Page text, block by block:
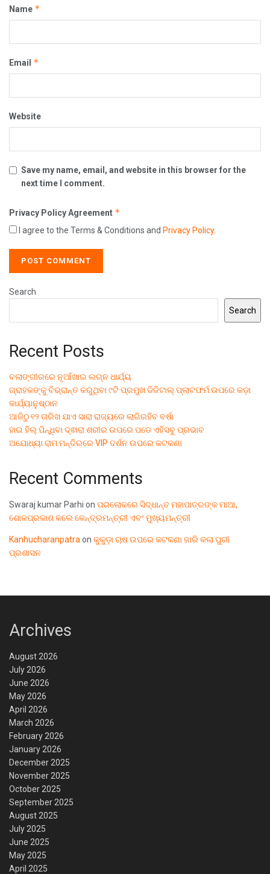
Name *
Email *
Website
Save my name, email, and website in this browser for the
next time I comment.
Privacy Policy Agreement *
I agree to the Terms & Conditions and Privacy Policy.
Search
Search
Recent Posts
ବଲାଙ୍ଗୀରରେ ନୂଆଁଖାଇ ଲଗ୍ନ ଧାର୍ଯ୍ୟ
ଗ୍ରାହକଙ୍କୁ ବିଭ୍ରାନ୍ତ କରୁଥିବା ୯ଟି ପ୍ରମୁଖ ଡିଜିଟାଲ୍ ପ୍ଲାଟଫର୍ମ ଉପରେ କଡ଼ା
କାର୍ଯ୍ୟାନୁଷ୍ଠାନ
ଆଜିଠୁ ୧୨ ତାରିଖ ଯାଏ ସାରା ରାଜ୍ୟରେ ଲାଗିରହିବ ବର୍ଷା
ହାଇ ହିଲ୍ ପିନ୍ଧିବା ଦ୍ଵାରା ଶରୀର ଉପରେ ପଡେ ଏହିସବୁ ପ୍ରଭାବ
ଅଯୋଧ୍ୟା ରାମ ମନ୍ଦିରରେ VIP ଦର୍ଶନ ଉପରେ କଟକଣା
Recent Comments
Swaraj kumar Parhi on ପରଲୋକରେ ସିଦ୍ଧାନ୍ତ ମହାପାତ୍ରଙ୍କ ମାଆ,
ଶୋକପ୍ରକାଶ କଲେ କେନ୍ଦ୍ରମନ୍ତ୍ରୀ ଏବଂ ମୁଖ୍ୟମନ୍ତ୍ରୀ
Kanhucharanpatra on କୁକୁଡ଼ା ଚାଷ ଉପରେ କଟକଣା ଜାରି କଲା ପୁରୀ
ପ୍ରଶାସନ
Archives
August 2026
July 2026
June 2026
May 2026
April 2026
March 2026
February 2026
January 2026
December 2025
November 2025
October 2025
September 2025
August 2025
July 2025
June 2025
May 2025
April 2025